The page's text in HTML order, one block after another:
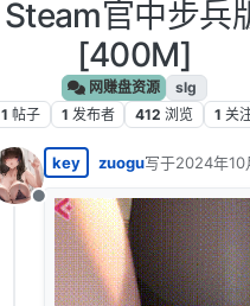
Steam官中步兵
[400M]
网赚盘资源
slg
1 帖子 1 发布者 412 浏览 1 关
离线
key zuogu写于2024年
最后由 编辑